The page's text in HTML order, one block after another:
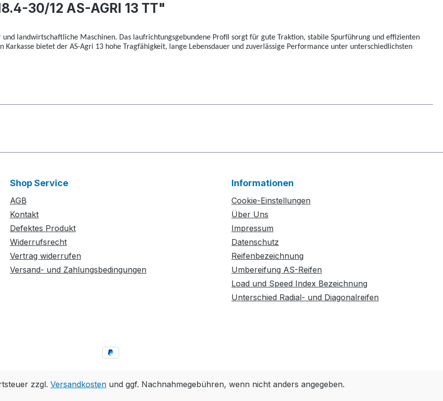
30/12 AS-AGRI 13 TT"
landwirtschaftliche Maschinen. Das laufrichtungsgebundene Profil sorgt für gute Traktion, stabile Spurführung und effizienten
bietet der AS-Agri 13 hohe Tragfähigkeit, lange Lebensdauer und zuverlässige Performance unter unterschiedlichsten
Shop Service
AGB
Kontakt
Defektes Produkt
Widerrufsrecht
Vertrag widerrufen
Versand- und Zahlungsbedingungen
Informationen
Cookie-Einstellungen
Über Uns
Impressum
Datenschutz
Reifenbezeichnung
Umbereifung AS-Reifen
Load und Speed Index Bezeichnung
Unterschied Radial- und Diagonalreifen
zzgl. Versandkosten und ggf. Nachnahmegebühren, wenn nicht anders angegeben.